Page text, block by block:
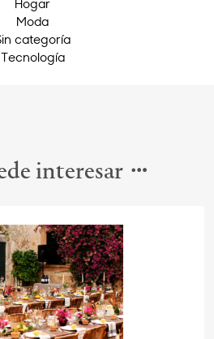
Moda
categoría
Tecnología
interesar